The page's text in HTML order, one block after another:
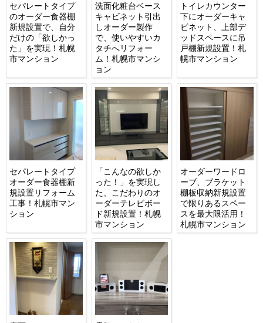
セパレートタイプ
のオーダー食器棚
新規設置で、自分
だけの「欲しかっ
た」を実現！札幌
市マンション
洗面化粧台ベース
キャビネット引出
しオーダー製作
で、使いやすいカ
タチへリフォー
ム！札幌市マンシ
ョン
トイレカウンター
下にオーダーキャ
ビネット、上部デ
ッドスペースに吊
戸棚新規設置！札
幌市マンション
セパレートタイプ
オーダー食器棚新
規設置リフォーム
工事！札幌市マン
ション
「こんなの欲しか
った！」を実現し
た、こだわりのオ
ーダーテレビボー
ド新規設置！札幌
市マンション
オーダーワードロ
ーブ、ブラケット
棚板収納新規設置
で限りあるスペー
スを最大限活用！
札幌市マンション